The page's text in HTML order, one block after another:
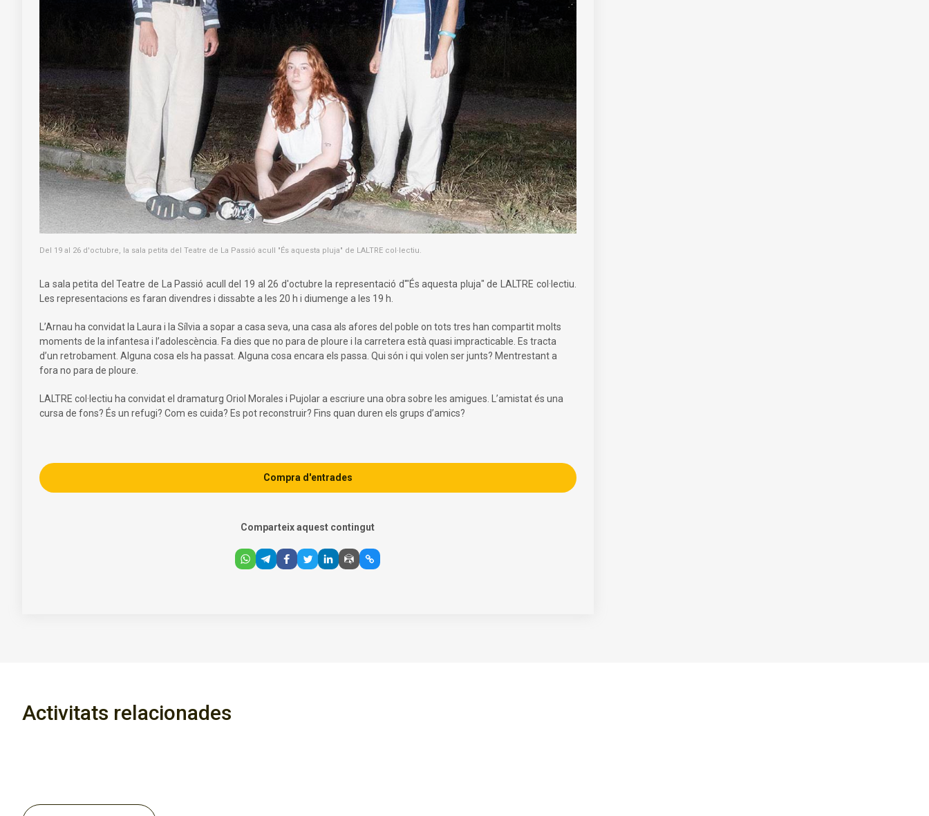
Del 19 al 26 d'octubre, la sala petita del Teatre de La Passió acull "És aquesta pluja" de LALTRE col·lectiu.
La sala petita del Teatre de La Passió acull del 19 al 26 d'octubre la representació d'"És aquesta pluja" de LALTRE col·lectiu.
Les representacions es faran divendres i dissabte a les 20 h i diumenge a les 19 h.
L’Arnau ha convidat la Laura i la Sílvia a sopar a casa seva, una casa als afores del poble on tots tres han compartit molts
moments de la infantesa i l’adolescència. Fa dies que no para de ploure i la carretera està quasi impracticable. Es tracta
d’un retrobament. Alguna cosa els ha passat. Alguna cosa encara els passa. Qui són i qui volen ser junts? Mentrestant a
fora no para de ploure.
LALTRE col·lectiu ha convidat el dramaturg Oriol Morales i Pujolar a escriure una obra sobre les amigues. L’amistat és una
cursa de fons? És un refugi? Com es cuida? Es pot reconstruir? Fins quan duren els grups d’amics?
Compra d'entrades
Comparteix aquest contingut
Activitats relacionades